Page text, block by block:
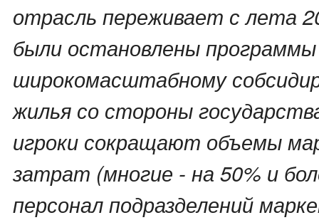
отрасль переживает с лета
были остановлены
широкомасштабному
жилья со стороны
игроки сокращают объемы
затрат (многие - на 50% и
персонал подразделений